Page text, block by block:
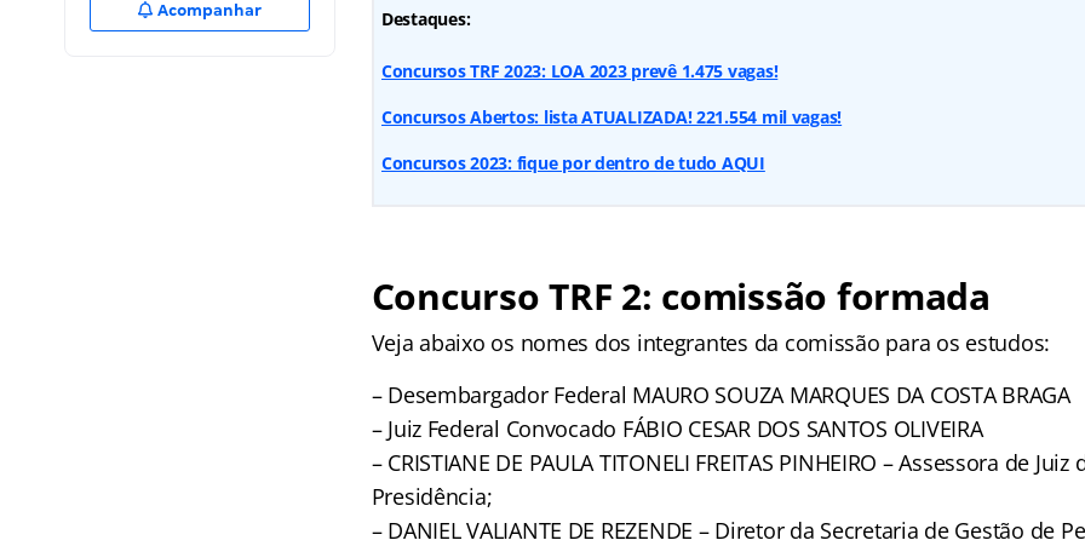
Acompanhar Destaques:
Concursos TRF 2023: LOA 2023 prevê 1.475 vagas!
Concursos Abertos: lista ATUALIZADA! 221.554 mil vagas!
Concursos 2023: fique por dentro de tudo AQUI
Concurso TRF 2: comissão formada
Veja abaixo os nomes dos integrantes da comissão para os estudos:
– Desembargador Federal MAURO SOUZA MARQUES DA COSTA BRAGA
– Juiz Federal Convocado FÁBIO CESAR DOS SANTOS OLIVEIRA
– CRISTIANE DE PAULA TITONELI FREITAS PINHEIRO – Assessora de Juiz
Presidência;
– DANIEL VALIANTE DE REZENDE – Diretor da Secretaria de Gestão de